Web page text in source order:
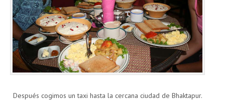
Después cogimos un taxi hasta la cercana ciudad de Bhaktapur.